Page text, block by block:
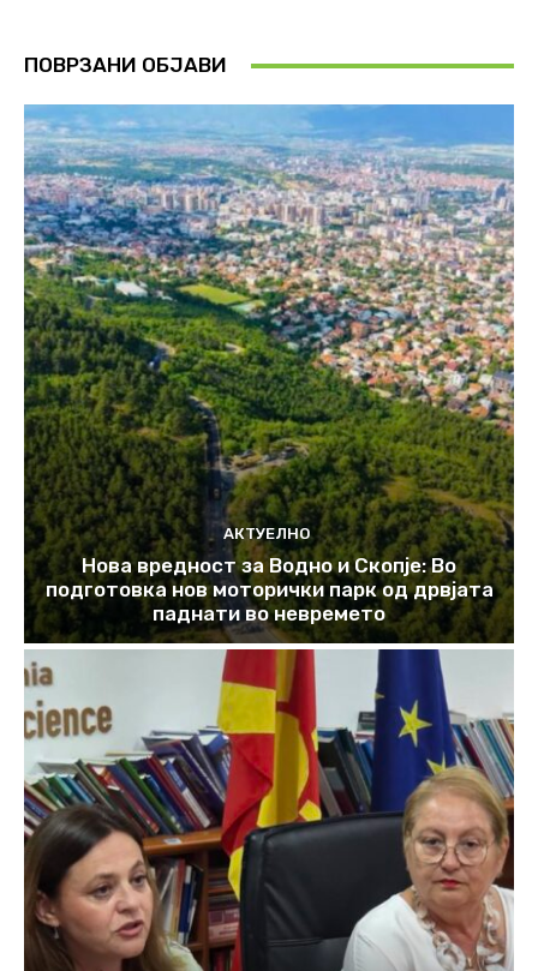
ПОВРЗАНИ ОБЈАВИ
АКТУЕЛНО
Нова вредност за Водно и Скопје: Во
подготовка нов моторички парк од дрвјата
паднати во невремето